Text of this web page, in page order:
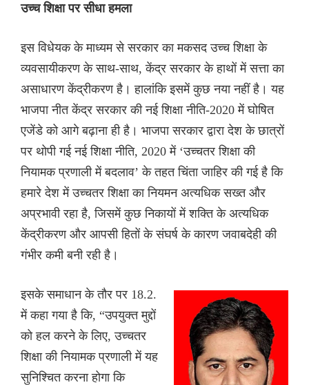
उच्च शिक्षा पर सीधा हमला
इस विधेयक के माध्यम से सरकार का मकसद उच्च शिक्षा के
व्यवसायीकरण के साथ-साथ, केंद्र सरकार के हाथों में सत्ता का
असाधारण केंद्रीकरण है। हालांकि इसमें कुछ नया नहीं है। यह
भाजपा नीत केंद्र सरकार की नई शिक्षा नीति-2020 में घोषित
एजेंडे को आगे बढ़ाना ही है। भाजपा सरकार द्वारा देश के छात्रों
पर थोपी गई नई शिक्षा नीति, 2020 में ‘उच्चतर शिक्षा की
नियामक प्रणाली में बदलाव’ के तहत चिंता जाहिर की गई है कि
हमारे देश में उच्चतर शिक्षा का नियमन अत्यधिक सख्त और
अप्रभावी रहा है, जिसमें कुछ निकायों में शक्ति के अत्यधिक
केंद्रीकरण और आपसी हितों के संघर्ष के कारण जवाबदेही की
गंभीर कमी बनी रही है।
इसके समाधान के तौर पर 18.2.
में कहा गया है कि, “उपयुक्त मुद्दों
को हल करने के लिए, उच्चतर
शिक्षा की नियामक प्रणाली में यह
सुनिश्चित करना होगा कि